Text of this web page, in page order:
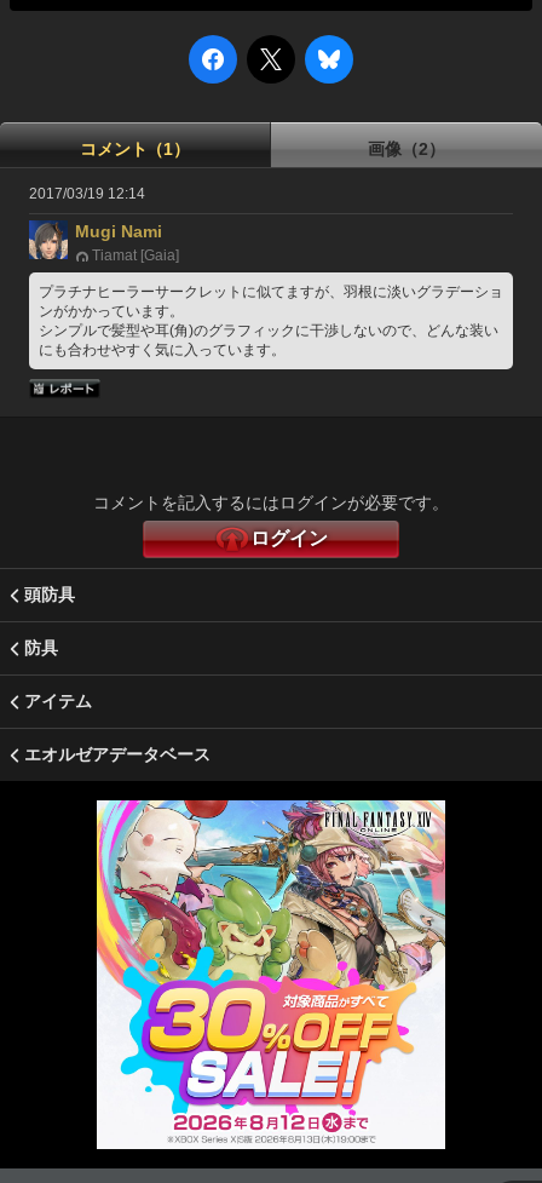
コメント（1） 画像（2）
2017/03/19 12:14
Mugi Nami
Tiamat [Gaia]
プラチナヒーラーサークレットに似てますが、羽根に淡いグラデーショ
ンがかかっています。
シンプルで髪型や耳(角)のグラフィックに干渉しないので、どんな装い
にも合わせやすく気に入っています。
コメントを記入するにはログインが必要です。
ログイン
頭防具
防具
アイテム
エオルゼアデータベース